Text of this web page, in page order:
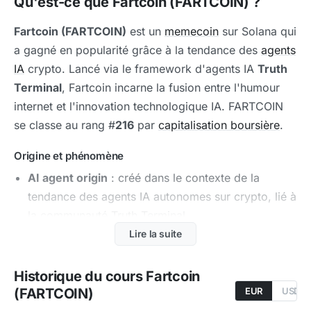
Fartcoin (FARTCOIN) est un memecoin sur Solana qui
a gagné en popularité grâce à la tendance des agents
IA crypto. Lancé via le framework d'agents IA Truth
Terminal, Fartcoin incarne la fusion entre l'humour
internet et l'innovation technologique IA. FARTCOIN
se classe au rang #216 par capitalisation boursière.
Origine et phénomène
AI agent origin : créé dans le contexte de la
tendance des agents IA autonomes sur crypto, lié à
: l'absurdité du nom a contribué à sa
Communauté Solana: déployé sur la
blockchain
Solana, bénéficiant de l'écosystème memecoin
Lire la suite
Historique du cours Fartcoin
(FARTCOIN)
EUR USD